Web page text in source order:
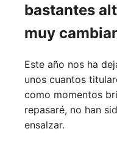
bastantes
muy
Este año nos ha
unos cuantos
como momentos
repasaré, no han
ensalzar.